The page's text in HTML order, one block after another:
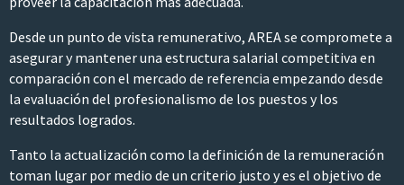
Desde un punto de vista remunerativo, AREA se compromete a
asegurar y mantener una estructura salarial competitiva en
comparación con el mercado de referencia empezando desde
la evaluación del profesionalismo de los puestos y los
resultados logrados.
Tanto la actualización como la definición de la remuneración
toman lugar por medio de un criterio justo y es el objetivo de